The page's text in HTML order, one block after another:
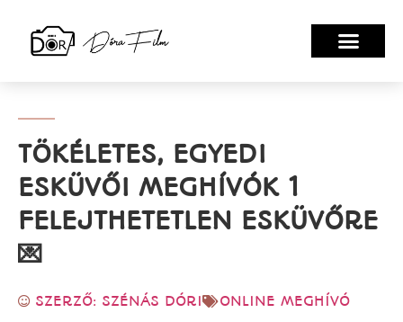
TÖKÉLETES, EGYEDI
ESKÜVŐI MEGHÍVÓK 1
FELEJTHETETLEN ESKÜVŐRE
💌
SZERZŐ: SZÉNÁS DÓRI ONLINE MEGHÍVÓ